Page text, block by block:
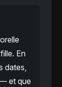
En
dates,
et que